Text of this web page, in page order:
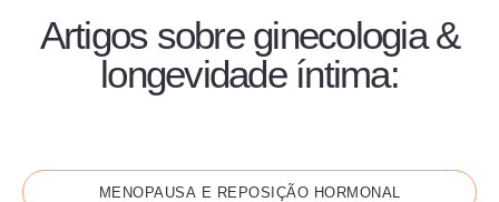
Artigos sobre ginecologia &
longevidade íntima:
MENOPAUSA E REPOSIÇÃO HORMONAL